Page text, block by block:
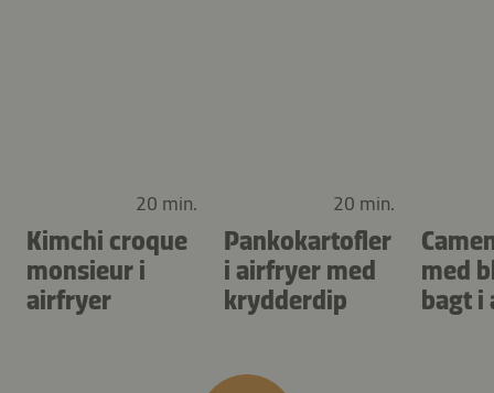
20 min.
Kimchi croque
monsieur i
airfryer
20 min.
Pankokartofler
i airfryer med
krydderdip
med
bagt i